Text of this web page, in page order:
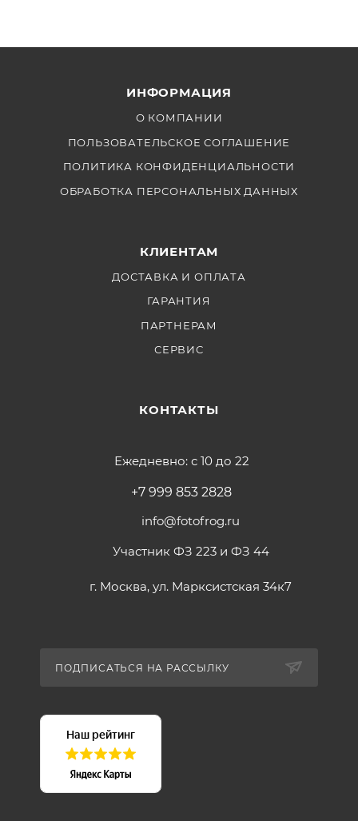
ИНФОРМАЦИЯ
О КОМПАНИИ
ПОЛЬЗОВАТЕЛЬСКОЕ СОГЛАШЕНИЕ
ПОЛИТИКА КОНФИДЕНЦИАЛЬНОСТИ
ОБРАБОТКА ПЕРСОНАЛЬНЫХ ДАННЫХ
КЛИЕНТАМ
ДОСТАВКА И ОПЛАТА
ГАРАНТИЯ
ПАРТНЕРАМ
СЕРВИС
КОНТАКТЫ
Ежедневно: с 10 до 22
+7 999 853 2828
info@fotofrog.ru
Участник ФЗ 223 и ФЗ 44
г. Москва, ул. Марксистская 34к7
ПОДПИСАТЬСЯ НА РАССЫЛКУ